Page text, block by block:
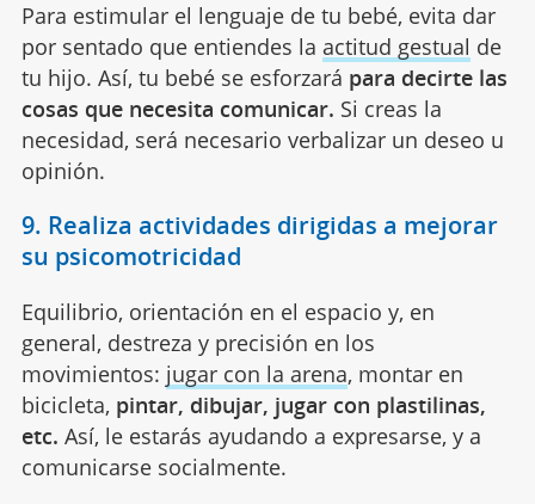
Para estimular el lenguaje de tu bebé, evita dar
por sentado que entiendes la actitud gestual de
tu hijo. Así, tu bebé se esforzará para decirte las
cosas que necesita comunicar. Si creas la
necesidad, será necesario verbalizar un deseo u
opinión.
9. Realiza actividades dirigidas a mejorar
su psicomotricidad
Equilibrio, orientación en el espacio y, en
general, destreza y precisión en los
movimientos: jugar con la arena, montar en
bicicleta, pintar, dibujar, jugar con plastilinas,
etc. Así, le estarás ayudando a expresarse, y a
comunicarse socialmente.